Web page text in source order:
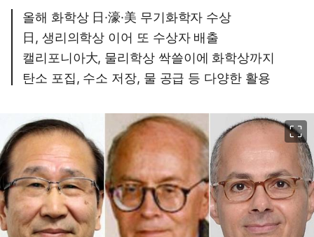
올해 화학상 日·濠·美 무기화학자 수상
日, 생리의학상 이어 또 수상자 배출
캘리포니아大, 물리학상 싹쓸이에 화학상까지
탄소 포집, 수소 저장, 물 공급 등 다양한 활용